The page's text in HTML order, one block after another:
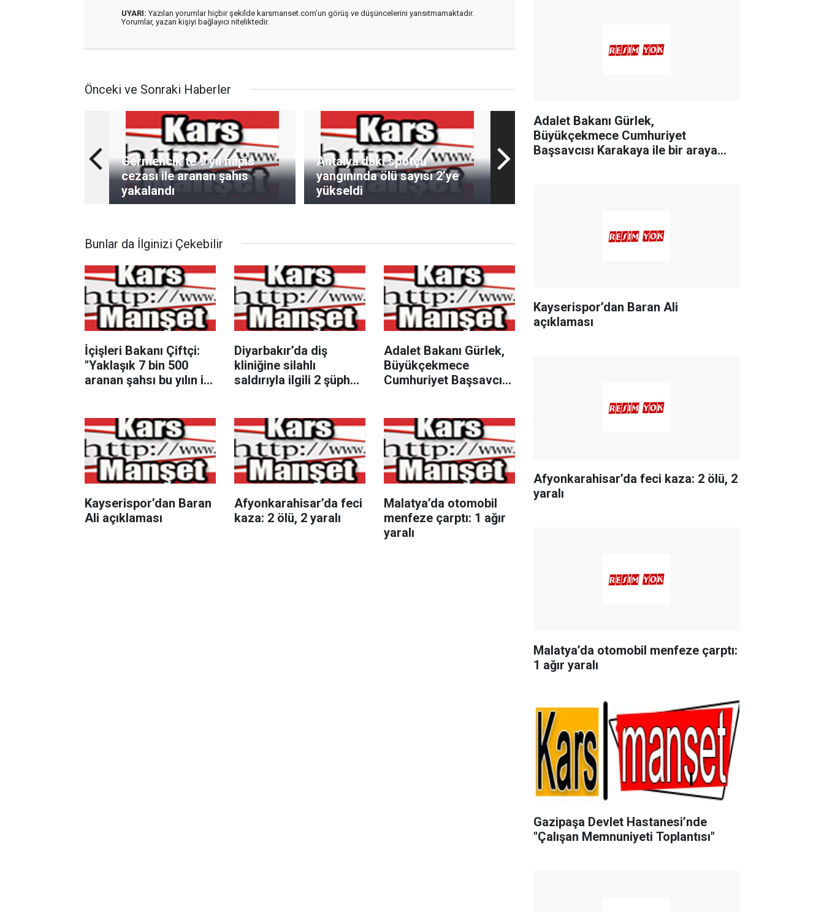
UYARI: Yazılan yorumlar hiçbir şekilde karsmanset.com’un görüş ve düşüncelerini yansıtmamaktadır.
Yorumlar, yazan kişiyi bağlayıcı niteliktedir.
Önceki ve Sonraki Haberler
Germencik’te 9 yıl hapis
cezası ile aranan şahıs
yakalandı
Antalya’daki spotçu
yangınında ölü sayısı 2’ye
yükseldi
Bunlar da İlginizi Çekebilir
İçişleri Bakanı Çiftçi:
"Yaklaşık 7 bin 500
aranan şahsı bu yılın ilk
Diyarbakır’da diş
kliniğine silahlı
saldırıyla ilgili 2 şüpheli
Adalet Bakanı Gürlek,
Büyükçekmece
Cumhuriyet Başsavcısı
Kayserispor’dan Baran
Ali açıklaması
Afyonkarahisar’da feci
kaza: 2 ölü, 2 yaralı
Malatya’da otomobil
menfeze çarptı: 1 ağır
yaralı
Adalet Bakanı Gürlek,
Büyükçekmece Cumhuriyet
Başsavcısı Karakaya ile bir araya
Kayserispor’dan Baran Ali
açıklaması
Afyonkarahisar’da feci kaza: 2 ölü, 2
yaralı
Malatya’da otomobil menfeze çarptı:
1 ağır yaralı
Gazipaşa Devlet Hastanesi’nde
"Çalışan Memnuniyeti Toplantısı"